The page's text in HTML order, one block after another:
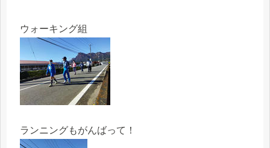
ウォーキング組
ランニングもがんばって！